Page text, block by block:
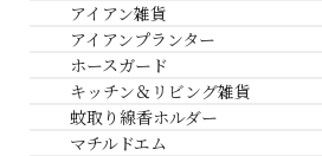
アイアン雑貨
アイアンプランター
ホースガード
キッチン＆リビング雑貨
蚊取り線香ホルダー
マチルドエム